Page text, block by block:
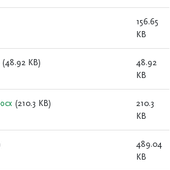
156.65
KB
(48.92 KB)
48.92
KB
(210.3 KB)
210.3
KB
489.04
KB